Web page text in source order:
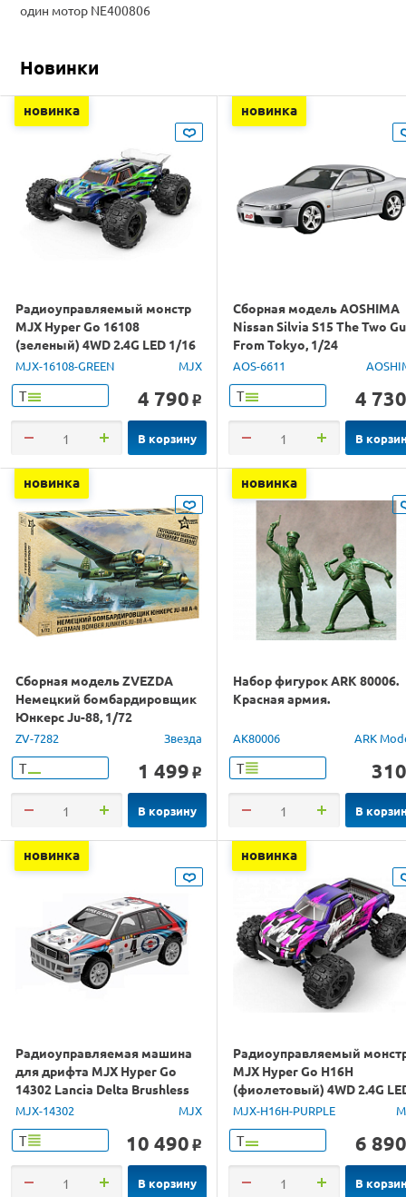
один мотор NE400806
Новинки
новинка
Радиоуправляемый монстр
MJX Hyper Go 16108
(зеленый) 4WD 2.4G LED 1/16
RTR
MJX-16108-GREEN MJX
Т 4 790 o
В корзину
новинка
Сборная модель AOSHIMA
Nissan Silvia S15 The Two
From Tokyo, 1/24
AOS-6611
Т 4 730
В
новинка
Сборная модель ZVEZDA
Немецкий бомбардировщик
Юнкерс Ju-88, 1/72
ZV-7282 Звезда
Т 1 499 o
В корзину
новинка
Набор фигурок ARK 80006.
Красная армия.
AK80006 ARK
Т 310
В
новинка
Радиоуправляемая машина
для дрифта MJX Hyper Go
14302 Lancia Delta Brushless
4WD 2.4G LED 1/14 RTR
MJX-14302 MJX
Т 10 490 o
В корзину
новинка
Радиоуправляемый
MJX Hyper Go H16H
(фиолетовый) 4WD 2.4G
GPS 1/16 RTR
MJX-H16H-PURPLE
Т 6 890
В